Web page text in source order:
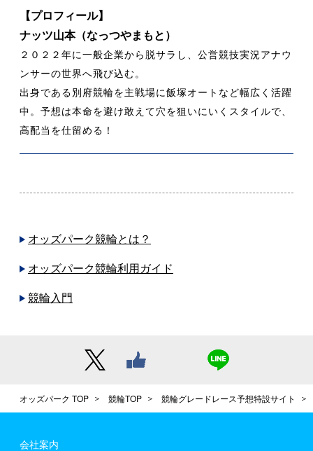
【プロフィール】
ナッツ山本（なっつやまもと）
２０２２年に一般企業から脱サラし、公営競技実況アナウ
ンサーの世界へ飛び込む。
出身である別府競輪を主戦場に飯塚オートなど幅広く活躍
中。予想は本命を避け敢えて穴を狙いにいくスタイルで、
高配当を仕留める！
オッズパーク競輪とは？
オッズパーク競輪利用ガイド
競輪入門
オッズパーク TOP 競輪TOP 競輪グレードレース予想特設サイト
会社案内